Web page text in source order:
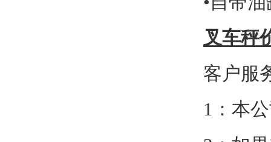
叉车秤
客户服
1 ：本